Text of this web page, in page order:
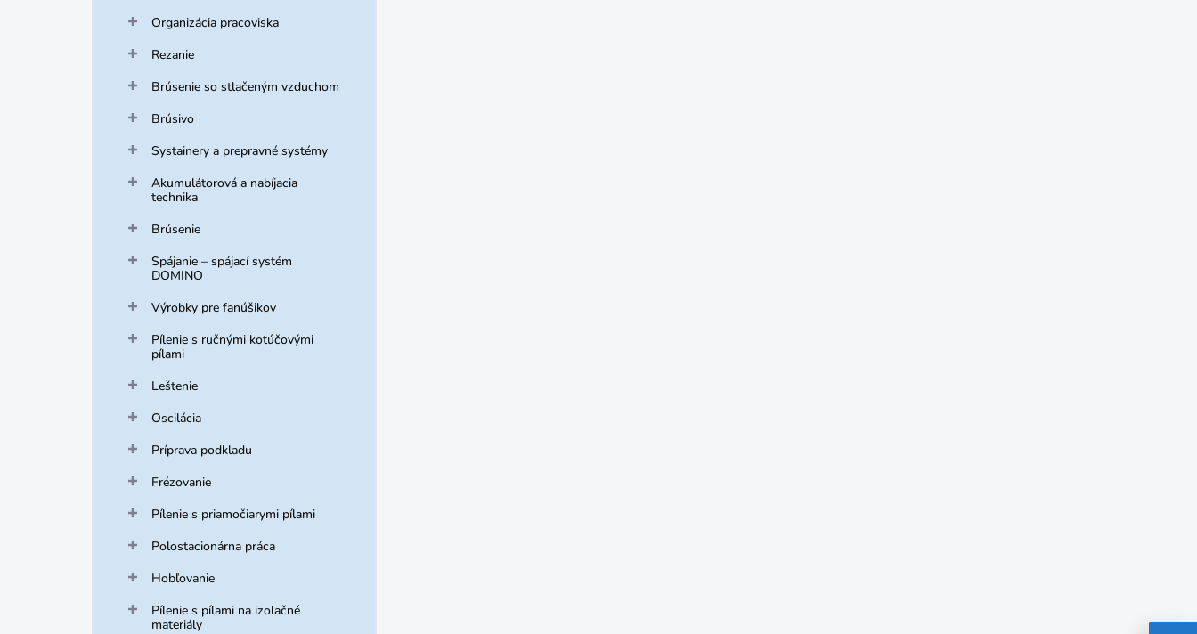
Organizácia pracoviska
Rezanie
Brúsenie so stlačeným vzduchom
Brúsivo
Systainery a prepravné systémy
Akumulátorová a nabíjacia
technika
Brúsenie
Spájanie – spájací systém
DOMINO
Výrobky pre fanúšikov
Pílenie s ručnými kotúčovými
pílami
Leštenie
Oscilácia
Príprava podkladu
Frézovanie
Pílenie s priamočiarymi pílami
Polostacionárna práca
Hobľovanie
Pílenie s pílami na izolačné
materiály